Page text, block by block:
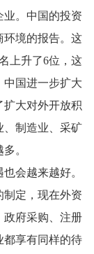
业。中国的投资
环境的报告。这
上升了6位，这
中国进一步扩大
扩大对外开放积
、制造业、采矿
。
会越来越好。
制定，现在外资
政府采购、注册
都享有同样的待